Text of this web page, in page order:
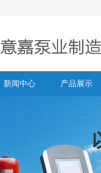
新闻中心 产品展示